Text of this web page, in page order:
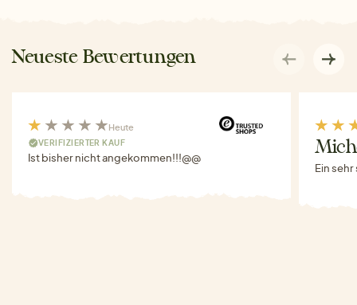
Neueste Bewertungen
Heute
VERIFIZIERTER KAUF
Ist bisher nicht angekommen!!!@@
Ein